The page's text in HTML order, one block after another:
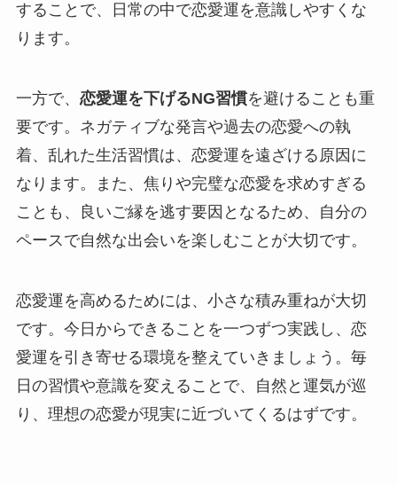
することで、日常の中で恋愛運を意識しやすくな
ります。
一方で、 恋愛運を下げるNG習慣を避けることも重
要です。ネガティブな発言や過去の恋愛への執
着、乱れた生活習慣は、恋愛運を遠ざける原因に
なります。また、焦りや完璧な恋愛を求めすぎる
ことも、良いご縁を逃す要因となるため、自分の
ペースで自然な出会いを楽しむことが大切です。
恋愛運を高めるためには、小さな積み重ねが大切
です。今日からできることを一つずつ実践し、恋
愛運を引き寄せる環境を整えていきましょう。毎
日の習慣や意識を変えることで、自然と運気が巡
り、理想の恋愛が現実に近づいてくるはずです。